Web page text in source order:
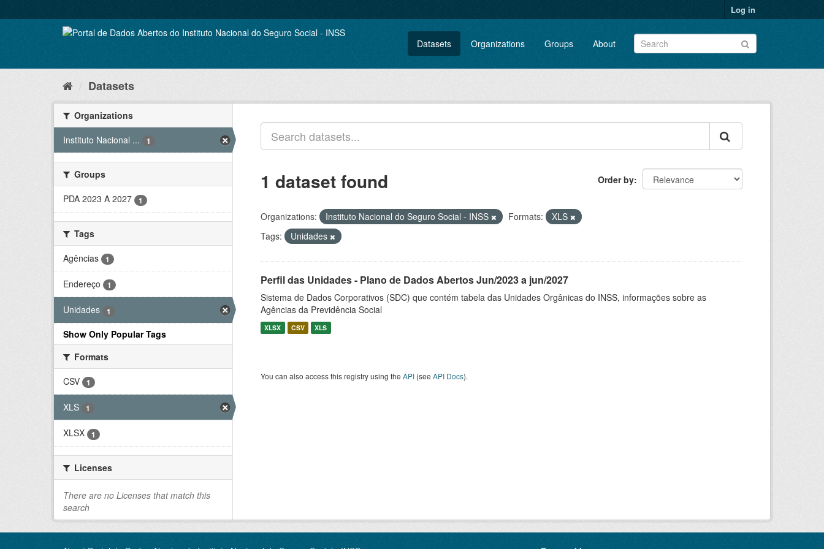
to
Log in
Datasets Organizations Groups About
Datasets
Organizations
Instituto Nacional ...
1
Groups
PDA 2023 A 2027
1
Tags
Agências
1
Endereço 1
Unidades 1
Show Only Popular Tags
Formats
CSV
1
XLS 1
XLSX 1
Licenses
There are no Licenses that match this
search
Order by
1 dataset found
Organizations: Instituto Nacional do Seguro Social - INSS Formats:
XLS
Tags:
Unidades
Perfil das Unidades - Plano de Dados Abertos Jun/2023 a jun/2027
Sistema de Dados Corporativos (SDC) que contém tabela das Unidades Orgânicas do INSS, informações sobre as
Agências da Previdência Social
XLSX CSV XLS
You can also access this registry using the API (see API Docs).